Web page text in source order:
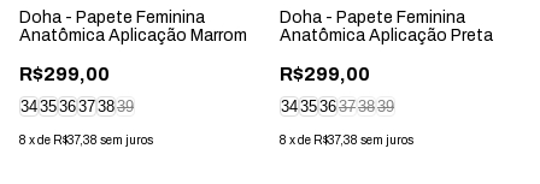
Doha - Papete Feminina
Anatômica Aplicação Marrom
R$299,00
343536373839
8 xde R$37,38 sem juros
Doha - Papete Feminina
Anatômica Aplicação Preta
R$299,00
343536373839
8 xde R$37,38 sem juros